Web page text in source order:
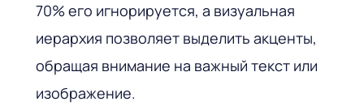
70% его игнорируется, а визуальная
иерархия позволяет выделить акценты,
обращая внимание на важный текст или
изображение.